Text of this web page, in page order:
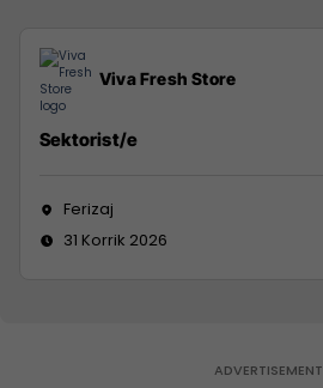
Viva Fresh Store
Sektorist/e
Ferizaj
31 Korrik 2026